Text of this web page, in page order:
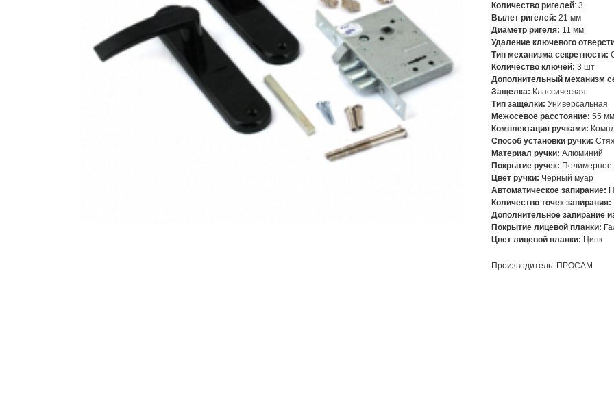
Количество ригелей: 3
Вылет ригелей: 21 мм
Диаметр ригеля: 11 мм
Удаление ключевого
Тип механизма секретности:
Количество ключей: 3 шт
Дополнительный механизм
Защелка: Классическая
Тип защелки: Универсальная
Межосевое расстояние: 55 мм
Комплектация ручками:
Способ установки ручки:
Материал ручки: Алюминий
Покрытие ручек: Полимерное
Цвет ручки: Черный муар
Автоматическое запирание:
Количество точек запирания:
Дополнительное запирание
Покрытие лицевой планки:
Цвет лицевой планки: Цинк
Производитель: ПРОСАМ